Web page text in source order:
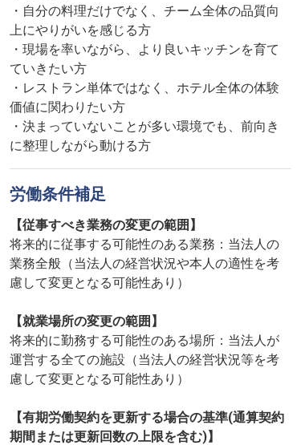
・自分の料理だけでなく、チーム全体の品質向
上にやりがいを感じる方
・現場を率いながら、より良いキッチンを育て
ていきたい方
・レストラン単体ではなく、ホテル全体の体験
価値に関わりたい方
・決まっていないことが多い環境でも、前向き
に整理しながら動ける方
労働条件補足
【従事すべき業務の変更の範囲】
将来的に従事する可能性のある業務：当法人の
業務全般（当法人の経営状況や本人の適性を考
慮して変更となる可能性あり）
【就業場所の変更の範囲】
将来的に勤務する可能性のある場所：当法人が
運営する全ての施設（当法人の経営状況等を考
慮して変更となる可能性あり）
【有期労働契約を更新する場合の基準(通算契約
期間または更新回数の上限を含む)】